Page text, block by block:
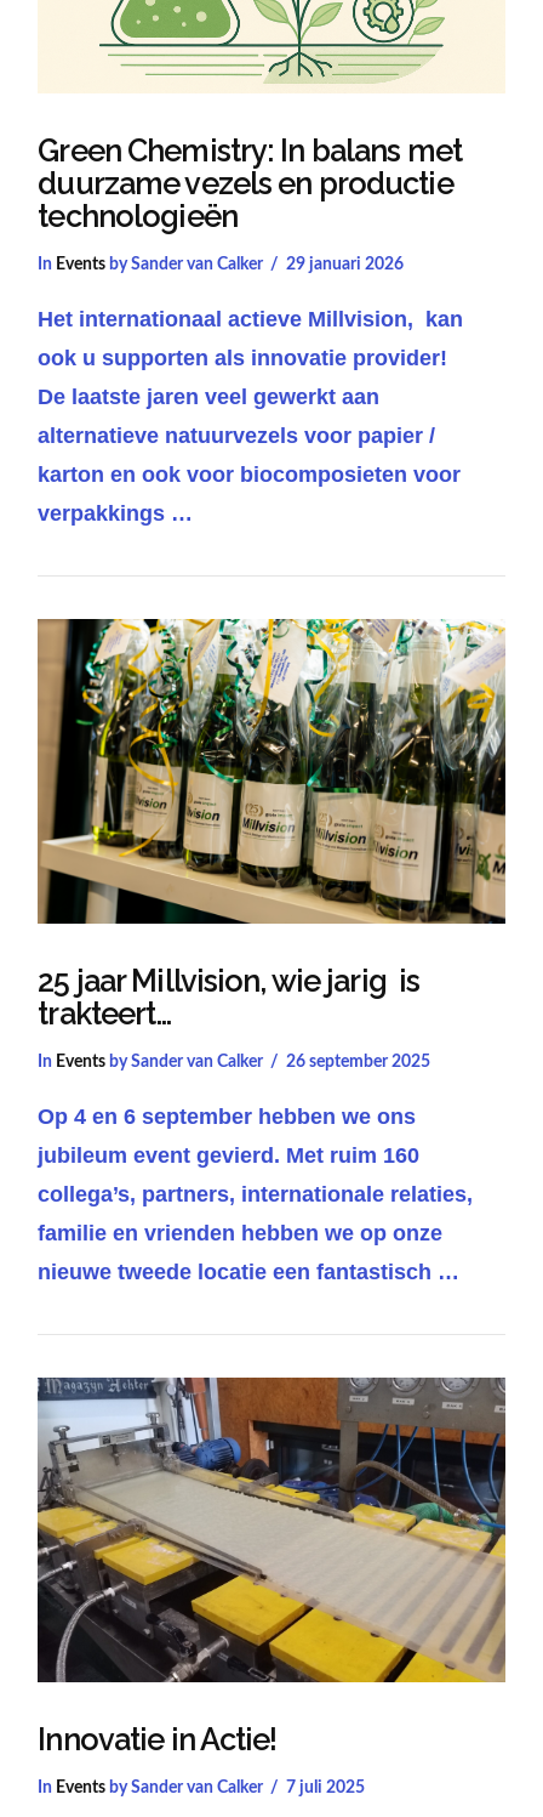
Green Chemistry: In balans met
duurzame vezels en productie
technologieën
In Events by Sander van Calker 29 januari 2026
Het internationaal actieve Millvision, kan
ook u supporten als innovatie provider!
De laatste jaren veel gewerkt aan
alternatieve natuurvezels voor papier /
karton en ook voor biocomposieten voor
verpakkings …
VIEW POST
25 jaar Millvision, wie jarig is
trakteert…
In Events by Sander van Calker 26 september 2025
Op 4 en 6 september hebben we ons
jubileum event gevierd. Met ruim 160
collega’s, partners, internationale relaties,
familie en vrienden hebben we op onze
nieuwe tweede locatie een fantastisch …
Innovatie in Actie!
In Events by Sander van Calker 7 juli 2025